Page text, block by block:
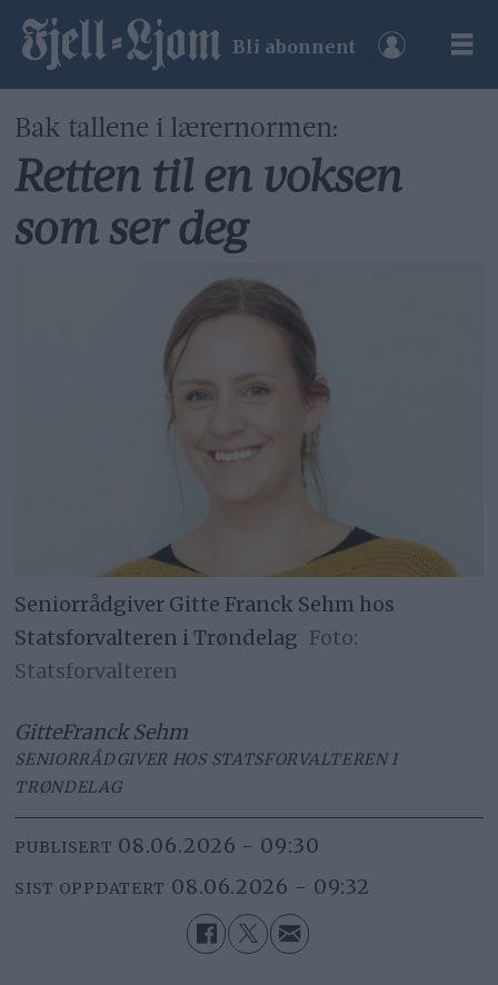
Bli abonnent
Bak tallene i lærernormen:
Retten til en voksen
som ser deg
Seniorrådgiver Gitte Franck Sehm hos
Statsforvalteren i Trøndelag
Statsforvalteren
GitteFranck Sehm
SENIORRÅDGIVER HOS STATSFORVALTEREN I
TRØNDELAG
PUBLISERT 08.06.2026 - 09:30
SIST OPPDATERT 08.06.2026 - 09:32